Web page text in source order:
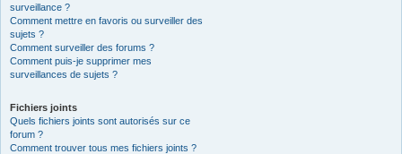
surveillance ?
Comment mettre en favoris ou surveiller des
sujets ?
Comment surveiller des forums ?
Comment puis-je supprimer mes
surveillances de sujets ?
Fichiers joints
Quels fichiers joints sont autorisés sur ce
forum ?
Comment trouver tous mes fichiers joints ?